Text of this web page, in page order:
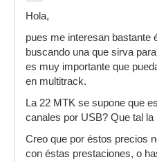
Hola,
pues me interesan bastante
buscando una que sirva
es muy importante que
en multitrack.
La 22 MTK se supone que
canales por USB? Que tal la
Creo que por éstos precios
con éstas prestaciones, o